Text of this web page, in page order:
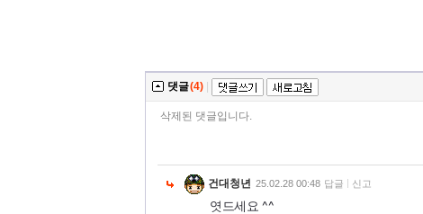
댓글(4) |
삭제된 댓글입니다.
건대청년 25.02.28 00:48 답글 신고
엿드세요 ^^